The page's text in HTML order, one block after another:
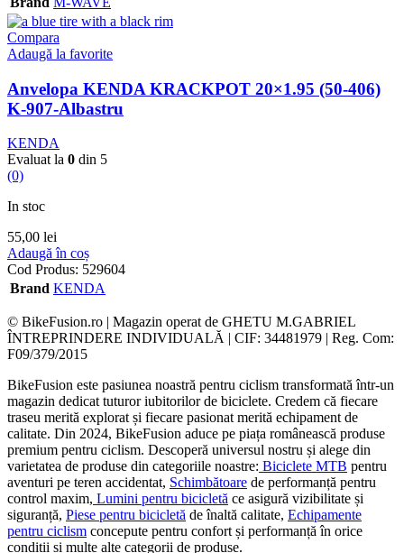
Compara
Adaugă la favorite
Anvelopa KENDA KRACKPOT 20×1.95 (50-406)
K-907-Albastru
KENDA
Evaluat la 0 din 5
(0)
In stoc
55,00 lei
Adaugă în coș
Cod Produs: 529604
Brand KENDA
© BikeFusion.ro | Magazin operat de GHETU M.GABRIEL
ÎNTREPRINDERE INDIVIDUALĂ | CIF: 34481979 | Reg. Com:
F09/379/2015
BikeFusion este pasiunea noastră pentru ciclism transformată într-un
magazin dedicat tuturor iubitorilor de biciclete. Credem că fiecare
traseu merită explorat și fiecare pasionat merită echipament de
calitate. Din 2024, BikeFusion aduce pe piața românească produse
premium pentru ciclism. Descoperă universul nostru și alege din
varietatea de produse din categoriile noastre: Biciclete MTB pentru
aventuri pe teren accidentat, Schimbătoare de performanță pentru
control maxim, Lumini pentru bicicletă ce asigură vizibilitate și
siguranță, Piese pentru bicicletă de înaltă calitate, Echipamente
pentru ciclism concepute pentru confort și performanță în orice
condiții și multe alte categorii de produse.